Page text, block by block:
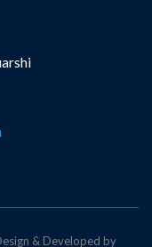
& Developed by